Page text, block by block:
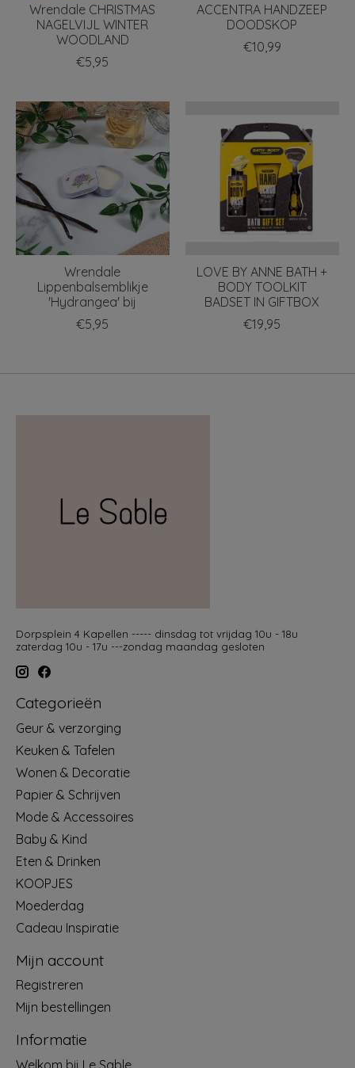
Wrendale CHRISTMAS
NAGELVIJL WINTER
WOODLAND
€5,95
ACCENTRA HANDZEEP
DOODSKOP
€10,99
Wrendale
Lippenbalsemblikje
'Hydrangea' bij
€5,95
LOVE BY ANNE BATH +
BODY TOOLKIT
BADSET IN GIFTBOX
€19,95
Dorpsplein 4 Kapellen ----- dinsdag tot vrijdag 10u - 18u
zaterdag 10u - 17u ---zondag maandag gesloten
Categorieën
Geur & verzorging
Keuken & Tafelen
Wonen & Decoratie
Papier & Schrijven
Mode & Accessoires
Baby & Kind
Eten & Drinken
KOOPJES
Moederdag
Cadeau Inspiratie
Mijn account
Registreren
Mijn bestellingen
Informatie